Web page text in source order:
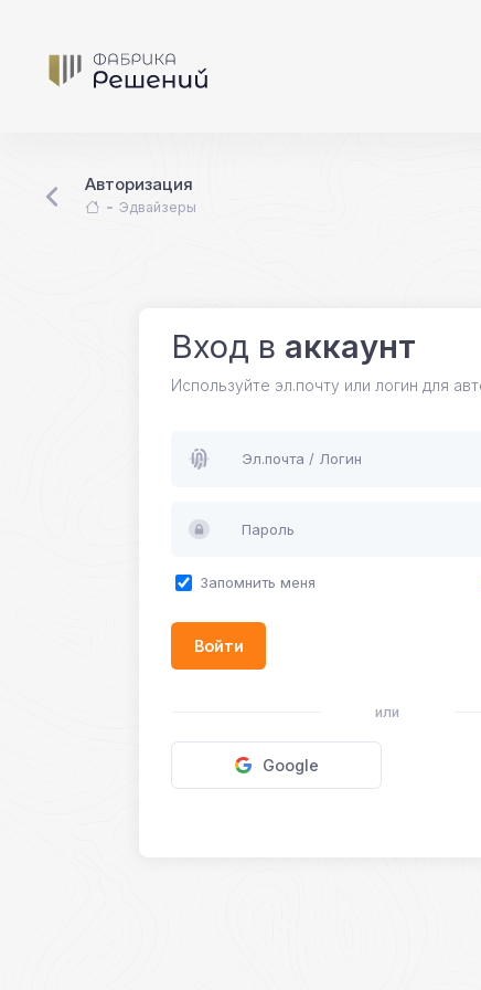
Авторизация
Эдвайзеры
Вход в аккаунт
Используйте эл.почту или логин для
Эл.почта / Логин
Пароль
Запомнить меня
Войти
или
Google